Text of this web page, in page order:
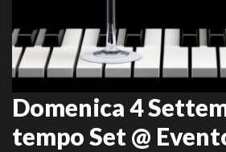
Domenica 4
tempo Set @